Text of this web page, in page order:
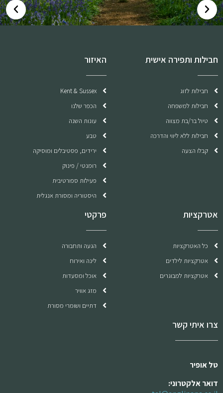
חבילות ותפירה אישית
חבילות לזוג
חבילות למשפחה
טיול בר/בת מצווה
חבילות ללא ליווי והדרכה
קבלו הצעה
האיזור
Kent & Sussex
הכפר שלנו
עונות השנה
טבע
ירידים, פסטיבלים ומוסיקה
רומנטי / פינוק
פעילות ספורטיבית
היסטוריה ומסורת אנגלית
אטרקציות
כל האטרקציות
אטרקציות לילדים
אטרקציות למבוגרים
פרקטי
הגעה ותחבורה
לינה ואירוח
אוכל ומסעדות
מזג אוויר
דתיים ושומרי מסורת
צרו איתי קשר
טל אופיר
דואר אלקטרוני: